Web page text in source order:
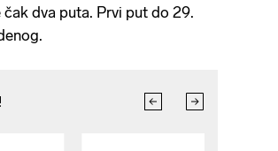
dva puta. Prvi put do 29.